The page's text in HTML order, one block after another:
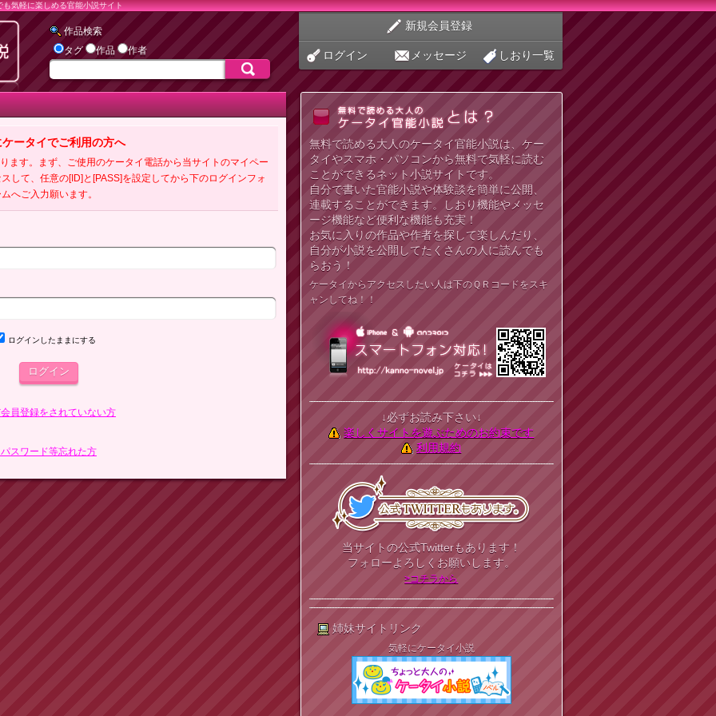
気軽に楽しめる官能小説サイト
作品検索
タグ
作品 作者
新規会員登録
ログイン メッセージ しおり一覧
ータイでご利用の方へ
ます。まず、ご使用のケータイ電話から当サイトのマイペー
して、任意の[ID]と[PASS]を設定してから下のログインフォ
へご入力願います。
ログインしたままにする
員登録をされていない方
スワード等忘れた方
無料で読める大人のケータイ官能小説は、ケー
タイやスマホ・パソコンから無料で気軽に読む
ことができるネット小説サイトです。
自分で書いた官能小説や体験談を簡単に公開、
連載することができます。しおり機能やメッセ
ージ機能など便利な機能も充実！
お気に入りの作品や作者を探して楽しんだり、
自分が小説を公開してたくさんの人に読んでも
らおう！
ケータイからアクセスしたい人は下のＱＲコードをスキ
ャンしてね！！
↓必ずお読み下さい↓
楽しくサイトを遊ぶためのお約束です
利用規約
当サイトの公式Twitterもあります！
フォローよろしくお願いします。
>コチラから
姉妹サイトリンク
気軽にケータイ小説